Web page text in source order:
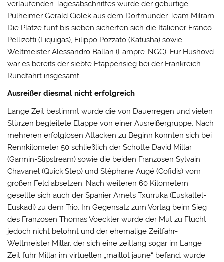
verlaufenden Tagesabschnittes wurdeder gebürtige
Pulheimer Gerald Ciolek aus dem Dortmunder Team Milram.
Die Plätze fünf bis sieben sicherten sich die Italiener Franco
Pellizotti (Liquigas), Filippo Pozzato (Katusha) sowie
Weltmeister Alessandro Ballan (Lampre-NGC). Für Hushovd
war es bereits der siebte Etappensieg bei der Frankreich-
Rundfahrt insgesamt.
Ausreißer diesmal nicht erfolgreich
Lange Zeit bestimmt wurde die von Dauerregen und vielen
Stürzen begleitete Etappe von einer Ausreißergruppe. Nach
mehreren erfolglosen Attacken zu Beginn konnten sich bei
Rennkilometer 50 schließlich der Schotte David Millar
(Garmin-Slipstream) sowie die beiden Franzosen Sylvain
Chavanel (Quick.Step) und Stéphane Augé (Cofidis) vom
großen Feld absetzen. Nach weiteren 60 Kilometern
gesellte sich auch der Spanier Amets Txurruka (Euskaltel-
Euskadi) zu dem Trio. Im Gegensatz zum Vortag beim Sieg
des Franzosen Thomas Voeckler wurde der Mut zu Flucht
jedoch nicht belohnt und der ehemalige Zeitfahr-
Weltmeister Millar, der sich eine zeitlang sogar im Lange
Zeit fuhr Millar im virtuellen „maillot jaune“ befand, wurde